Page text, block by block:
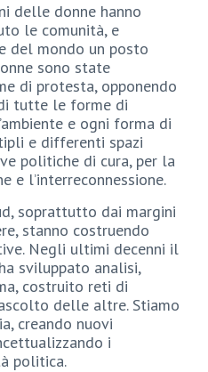
delle donne hanno
le comunità, e
del mondo un posto
sono state
di protesta, opponendo
tutte le forme di
e ogni forma di
e differenti spazi
politiche di cura, per la
e l’interreconnessione.
soprattutto dai margini
stanno costruendo
Negli ultimi decenni il
sviluppato analisi,
costruito reti di
delle altre. Stiamo
creando nuovi
i
politica.